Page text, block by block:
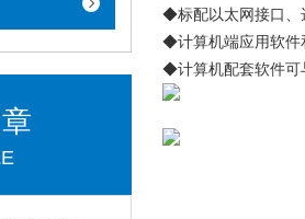
◆标配以太网接口、
◆计算机端应用软件
◆计算机配套软件可